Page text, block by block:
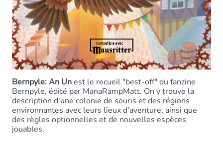
Bernpyle: An Unest le recueil "best-off" du fanzine
Bernpyle, édité par ManaRampMatt. On y trouve la
description d'une colonie de souris et des régions
environnantes avec leurs lieux d'aventure, ainsi que
des règles optionnelles et de nouvelles espèces
jouables.